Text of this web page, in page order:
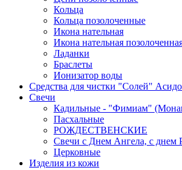
Кольца
Кольца позолоченные
Икона нательная
Икона нательная
Ладанки
Браслеты
Ионизатор воды
Средства для чистки "Солей"
Cвечи
Кадильные - "Фимиам"
Пасхальные
РОЖДЕСТВЕНСКИЕ
Свечи с Днем Ангела, с днем
Церковные
Изделия из кожи